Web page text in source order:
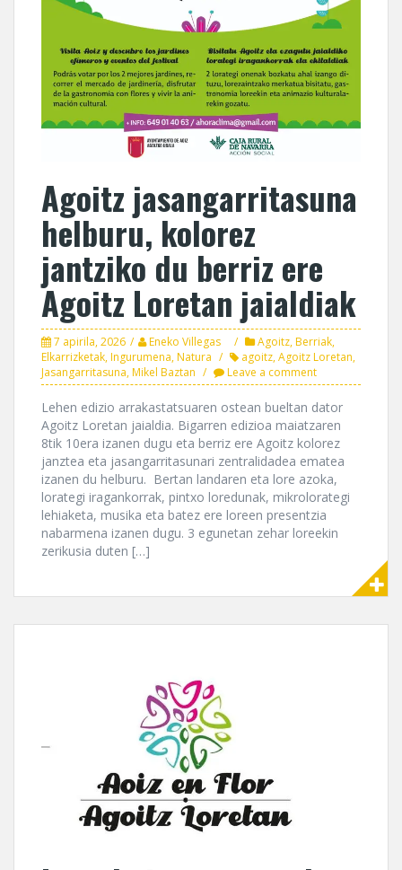
Agoitz jasangarritasuna
helburu, kolorez
jantziko du berriz ere
Agoitz Loretan jaialdiak
7 apirila, 2026 Eneko Villegas Agoitz,Berriak,
Elkarrizketak,Ingurumena,Natura agoitz,Agoitz Loretan,
Jasangarritasuna,Mikel Baztan Leave a comment
Lehen edizio arrakastatsuaren ostean bueltan dator
Agoitz Loretan jaialdia. Bigarren edizioa maiatzaren
8tik 10era izanen dugu eta berriz ere Agoitz kolorez
janztea eta jasangarritasunari zentralidadea ematea
izanen du helburu. Bertan landaren eta lore azoka,
lorategi iragankorrak, pintxo loredunak, mikrolorategi
lehiaketa, musika eta batez ere loreen presentzia
nabarmena izanen dugu. 3 egunetan zehar loreekin
zerikusia duten […]